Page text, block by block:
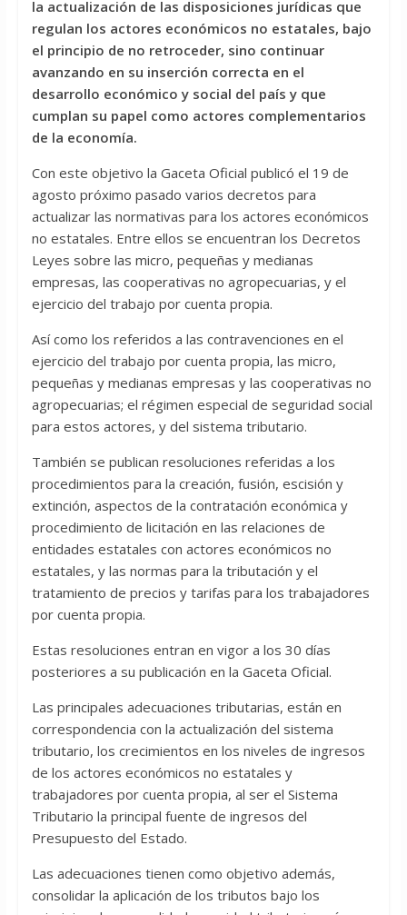
la actualización de las disposiciones jurídicas que
regulan los actores económicos no estatales, bajo
el principio de no retroceder, sino continuar
avanzando en su inserción correcta en el
desarrollo económico y social del país y que
cumplan su papel como actores complementarios
de la economía.
Con este objetivo la Gaceta Oficial publicó el 19 de
agosto próximo pasado varios decretos para
actualizar las normativas para los actores económicos
no estatales. Entre ellos se encuentran los Decretos
Leyes sobre las micro, pequeñas y medianas
empresas, las cooperativas no agropecuarias, y el
ejercicio del trabajo por cuenta propia.
Así como los referidos a las contravenciones en el
ejercicio del trabajo por cuenta propia, las micro,
pequeñas y medianas empresas y las cooperativas no
agropecuarias; el régimen especial de seguridad social
para estos actores, y del sistema tributario.
También se publican resoluciones referidas a los
procedimientos para la creación, fusión, escisión y
extinción, aspectos de la contratación económica y
procedimiento de licitación en las relaciones de
entidades estatales con actores económicos no
estatales, y las normas para la tributación y el
tratamiento de precios y tarifas para los trabajadores
por cuenta propia.
Estas resoluciones entran en vigor a los 30 días
posteriores a su publicación en la Gaceta Oficial.
Las principales adecuaciones tributarias, están en
correspondencia con la actualización del sistema
tributario, los crecimientos en los niveles de ingresos
de los actores económicos no estatales y
trabajadores por cuenta propia, al ser el Sistema
Tributario la principal fuente de ingresos del
Presupuesto del Estado.
Las adecuaciones tienen como objetivo además,
consolidar la aplicación de los tributos bajo los